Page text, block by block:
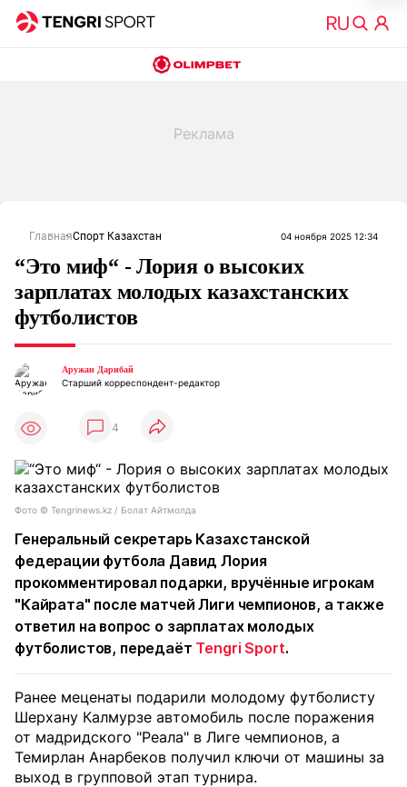
ГлавнаяСпорт Казахстан 04 ноября 2025 12:34
“Это миф“ - Лория о высоких
зарплатах молодых казахстанских
футболистов
Аружан Дарибай
Старший корреспондент-редактор
4
Фото ©️ Tengrinews.kz / Болат Айтмолда
Генеральный секретарь Казахстанской
федерации футбола Давид Лория
прокомментировал подарки, вручённые игрокам
"Кайрата" после матчей Лиги чемпионов, а также
ответил на вопрос о зарплатах молодых
футболистов, передаёт Tengri Sport.
Ранее меценаты подарили молодому футболисту
Шерхану Калмурзе автомобиль после поражения
от мадридского "Реала" в Лиге чемпионов, а
Темирлан Анарбеков получил ключи от машины за
выход в групповой этап турнира.